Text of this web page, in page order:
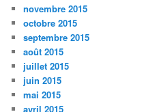
novembre 2015
octobre 2015
septembre 2015
août 2015
juillet 2015
juin 2015
mai 2015
avril 2015